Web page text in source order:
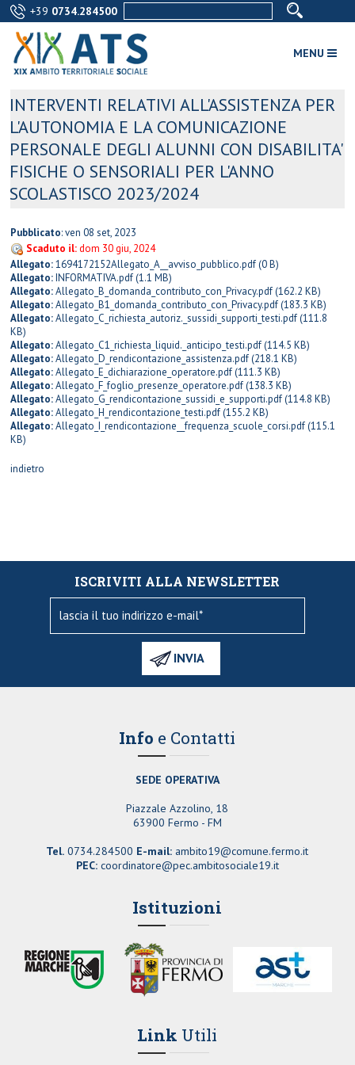
+39 0734.284500
MENU
INTERVENTI RELATIVI ALL'ASSISTENZA PER
L'AUTONOMIA E LA COMUNICAZIONE
PERSONALE DEGLI ALUNNI CON DISABILITA'
FISICHE O SENSORIALI PER L'ANNO
SCOLASTISCO 2023/2024
Pubblicato: ven 08 set, 2023
Scaduto il:dom 30 giu, 2024
Allegato: 1694172152Allegato_A__avviso_pubblico.pdf(0 B)
Allegato: INFORMATIVA.pdf(1.1 MB)
Allegato: Allegato_B_domanda_contributo_con_Privacy.pdf(162.2 KB)
Allegato: Allegato_B1_domanda_contributo_con_Privacy.pdf(183.3 KB)
Allegato: Allegato_C_richiesta_autoriz._sussidi_supporti_testi.pdf(111.8
KB)
Allegato: Allegato_C1_richiesta_liquid._anticipo_testi.pdf(114.5 KB)
Allegato: Allegato_D_rendicontazione_assistenza.pdf(218.1 KB)
Allegato: Allegato_E_dichiarazione_operatore.pdf(111.3 KB)
Allegato: Allegato_F_foglio_presenze_operatore.pdf(138.3 KB)
Allegato: Allegato_G_rendicontazione_sussidi_e_supporti.pdf(114.8 KB)
Allegato: Allegato_H_rendicontazione_testi.pdf(155.2 KB)
Allegato: Allegato_I_rendicontazione__frequenza_scuole_corsi.pdf(115.1
KB)
indietro
ISCRIVITI ALLA NEWSLETTER
Info e Contatti
SEDE OPERATIVA
Piazzale Azzolino, 18
63900 Fermo - FM
Tel. 0734.284500 E-mail: ambito19@comune.fermo.it
PEC: coordinatore@pec.ambitosociale19.it
Istituzioni
Link Utili